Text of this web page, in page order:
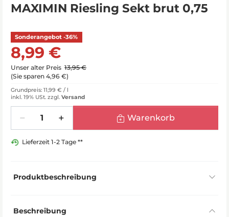
MAXIMIN Riesling Sekt brut 0,75
Sonderangebot -36%
8,99 €
Unser alter Preis 13,95 €
(Sie sparen 4,96 €)
Grundpreis: 11,99 € / l
inkl. 19% USt. zzgl. Versand
Warenkorb
Lieferzeit 1-2 Tage **
Produktbeschreibung
Beschreibung